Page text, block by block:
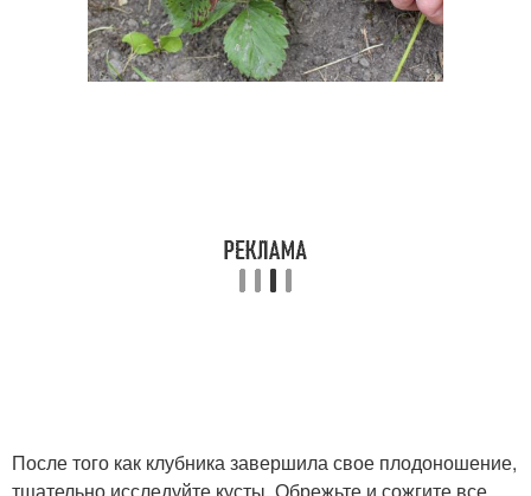
После того как клубника завершила свое плодоношение,
тщательно исследуйте кусты. Обрежьте и сожгите все